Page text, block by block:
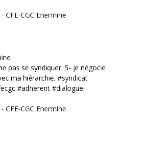
CGC Enermine
pas se syndiquer. 5- je négocie
ma hiérarchie. #syndicat
#adherent #dialogue
CGC Enermine